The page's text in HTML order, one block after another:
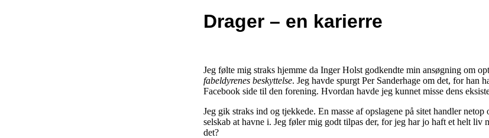
Drager – en karierre
Jeg følte mig straks hjemme da Inger Holst godkendte min ansøgning om
fabeldyrenes beskyttelse. Jeg havde spurgt Per Sanderhage om det, for han
Facebook side til den forening. Hvordan havde jeg kunnet misse dens
Jeg gik straks ind og tjekkede. En masse af opslagene på sitet handler netop
selskab at havne i. Jeg føler mig godt tilpas der, for jeg har jo haft et helt liv
det?